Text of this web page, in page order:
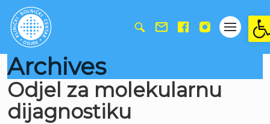
Archives
Odjel za molekularnu
dijagnostiku